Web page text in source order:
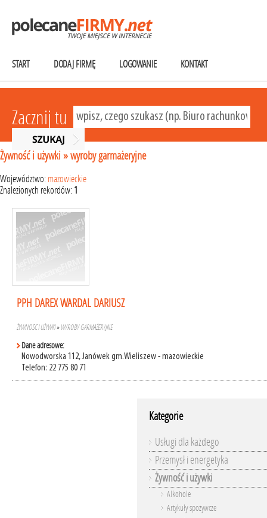
START DODAJ FIRMĘ LOGOWANIE KONTAKT
Zacznij tu
Żywność i używki »wyroby garmażeryjne
Województwo: mazowieckie
Znalezionych rekordów: 1
PPH DAREX WARDAL DARIUSZ
ŻYWNOŚĆ I UŻYWKI» WYROBY GARMAŻERYJNE
Dane adresowe:
Nowodworska 112, Janówek gm.Wieliszew - mazowieckie
Telefon: 22 775 80 71
Kategorie
Usługi dla każdego
Przemysł i energetyka
Żywność i używki
Alkohole
Artykuły spożywcze